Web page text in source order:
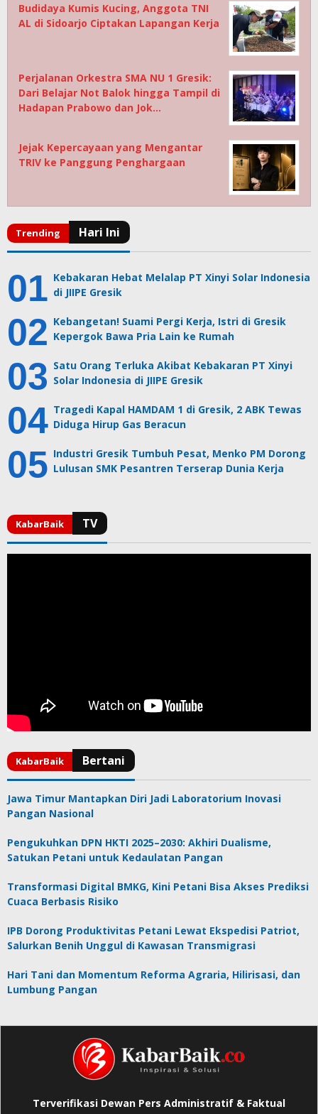
Budidaya Kumis Kucing, Anggota TNI
AL di Sidoarjo Ciptakan Lapangan Kerja
Perjalanan Orkestra SMA NU 1 Gresik:
Dari Belajar Not Balok hingga Tampil di
Hadapan Prabowo dan Jok…
Jejak Kepercayaan yang Mengantar
TRIV ke Panggung Penghargaan
Kebakaran Hebat Melalap PT Xinyi Solar Indonesia
di JIIPE Gresik
Kebangetan! Suami Pergi Kerja, Istri di Gresik
Kepergok Bawa Pria Lain ke Rumah
Satu Orang Terluka Akibat Kebakaran PT Xinyi
Solar Indonesia di JIIPE Gresik
Tragedi Kapal HAMDAM 1 di Gresik, 2 ABK Tewas
Diduga Hirup Gas Beracun
Industri Gresik Tumbuh Pesat, Menko PM Dorong
Lulusan SMK Pesantren Terserap Dunia Kerja
Jawa Timur Mantapkan Diri Jadi Laboratorium Inovasi
Pangan Nasional
Pengukuhkan DPN HKTI 2025–2030: Akhiri Dualisme,
Satukan Petani untuk Kedaulatan Pangan
Transformasi Digital BMKG, Kini Petani Bisa Akses Prediksi
Cuaca Berbasis Risiko
IPB Dorong Produktivitas Petani Lewat Ekspedisi Patriot,
Salurkan Benih Unggul di Kawasan Transmigrasi
Hari Tani dan Momentum Reforma Agraria, Hilirisasi, dan
Lumbung Pangan
Terverifikasi Dewan Pers Administratif & Faktual